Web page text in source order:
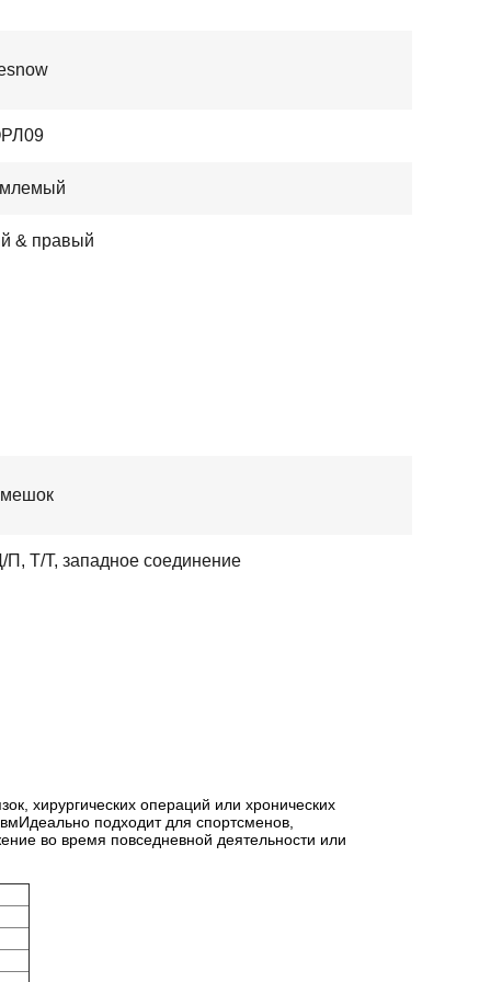
& правый
П, Т/Т, западное соединение
хирургических операций или хронических
подходит для спортсменов,
во время повседневной деятельности или